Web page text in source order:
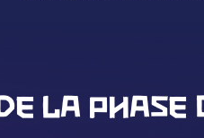
LA PHASE